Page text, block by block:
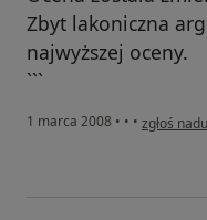
Zbyt lakoniczna
najwyższej oceny.
```
1 marca 2008 • • • w opinii
zgłoś